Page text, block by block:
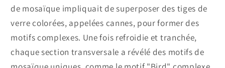
de mosaïque impliquait de superposer des tiges de
verre colorées, appelées cannes, pour former des
motifs complexes. Une fois refroidie et tranchée,
chaque section transversale a révélé des motifs de